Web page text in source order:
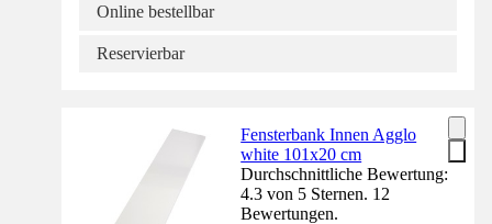
Online bestellbar
Reservierbar
Fensterbank Innen Agglo
white 101x20 cm
Durchschnittliche Bewertung:
4.3 von 5 Sternen. 12
Bewertungen.